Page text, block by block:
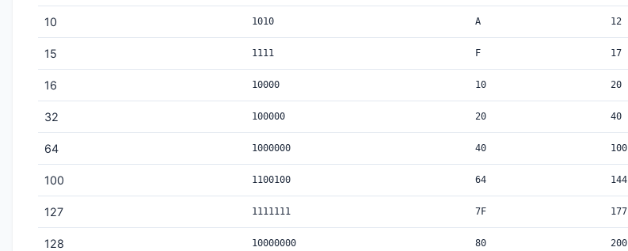
10 1010 A 12
15 1111 F 17
16 10000 10 20
32 100000 20 40
64 1000000 40 100
100 1100100 64 144
127 1111111 7F 177
128 10000000 80 200